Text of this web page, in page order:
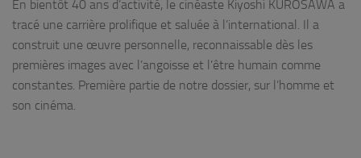
En bientôt 40 ans d’activité, le cinéaste Kiyoshi KUROSAWA a
tracé une carrière prolifique et saluée à l’international. Il a
construit une œuvre personnelle, reconnaissable dès les
premières images avec l’angoisse et l’être humain comme
constantes. Première partie de notre dossier, sur l’homme et
son cinéma.